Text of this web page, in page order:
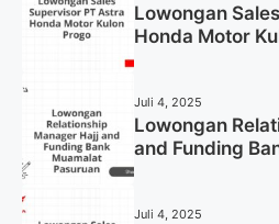
Lowongan
Honda Motor
Juli 4, 2025
Lowongan
and Funding
Juli 4, 2025